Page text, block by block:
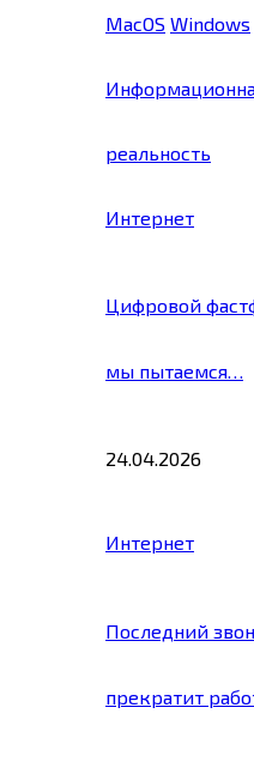
MacOS Windows
реальность
Интернет
Цифровой
мы пытаемся…
24.04.2026
Интернет
Последний
прекратит